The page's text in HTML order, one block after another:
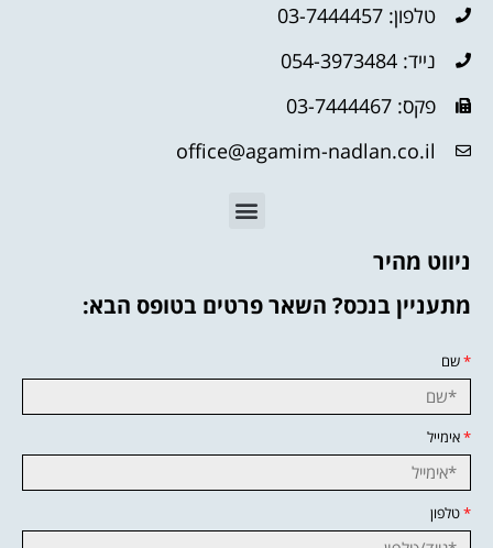
טלפון: 03-7444457
נייד: 054-3973484
פקס: 03-7444467
office@agamim-nadlan.co.il
ניווט מהיר
מתעניין בנכס? השאר פרטים בטופס הבא:
*שם
*אימייל
*טלפון